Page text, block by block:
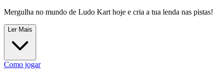
Mergulha no mundo de Ludo Kart hoje e cria a tua lenda nas pistas!
Ler Mais
Como jogar